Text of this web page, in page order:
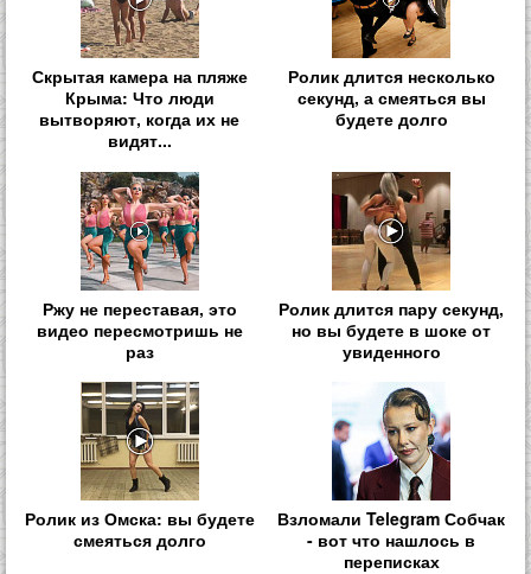
Скрытая камера на пляже
Крыма: Что люди
вытворяют, когда их не
видят...
Ролик длится несколько
секунд, а смеяться вы
будете долго
Ржу не переставая, это
видео пересмотришь не
раз
Ролик длится пару секунд,
но вы будете в шоке от
увиденного
Ролик из Омска: вы будете
смеяться долго
Взломали Telegram Собчак
- вот что нашлось в
переписках